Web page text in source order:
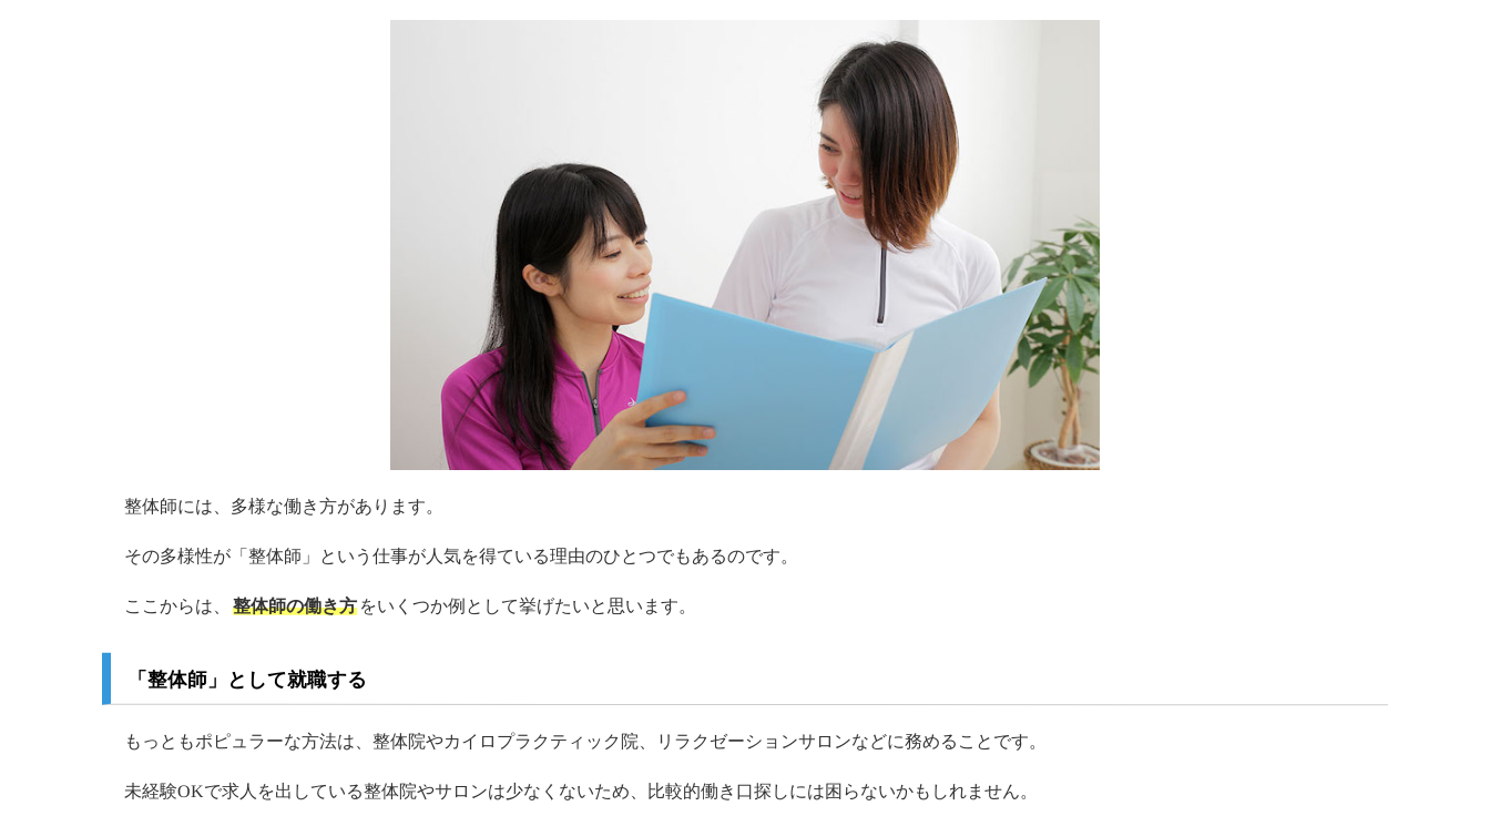
整体師には、多様な働き方があります。
その多様性が「整体師」という仕事が人気を得ている理由のひとつでもあるのです。
ここからは、 整体師の働き方 をいくつか例として挙げたいと思います。
「整体師」として就職する
もっともポピュラーな方法は、整体院やカイロプラクティック院、リラクゼーションサロンなどに務めることです。
未経験OKで求人を出している整体院やサロンは少なくないため、比較的働き口探しには困らないかもしれません。